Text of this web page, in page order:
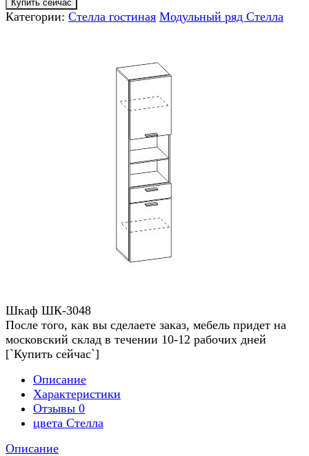
Купить сейчас
Категории: Стелла гостиная Модульный ряд Стелла
Шкаф ШК-3048
После того, как вы сделаете заказ, мебель придет на
московский склад в течении 10-12 рабочих дней
[`Купить сейчас`]
Описание
Характеристики
Отзывы 0
цвета Стелла
Описание